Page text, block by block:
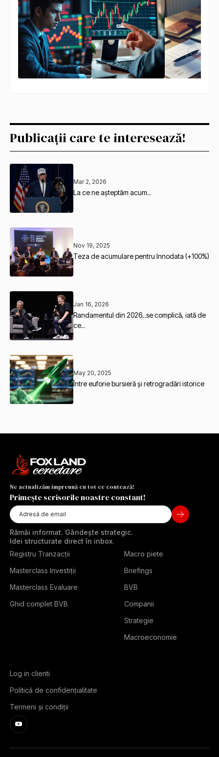
Publicații care te interesează!
Mar 2, 2026
La ce ne așteptăm acum..
Nov 19, 2025
Teza de acumulare pentru Innodata (+100%)
Jan 16, 2026
Randamentul din 2026..se complică, iată de
ce..
May 20, 2025
Între euforie bursieră și retrogradări istorice
Ne actualizăm împreună cu tot ce contează!
Primește scrisorile noastre constant!
Rămâi informat. Gândește strategic.
Idei structurate direct în inbox.
Registru Tranzacții
Masterclass Investiții
Masterclass Evaluare
Ghid complet BVB
Macro piete
Briefings
BVB
Companii
Strategie
Macroeconomie
Log in clienti
Politică de confidențialitate
Termeni și condiții